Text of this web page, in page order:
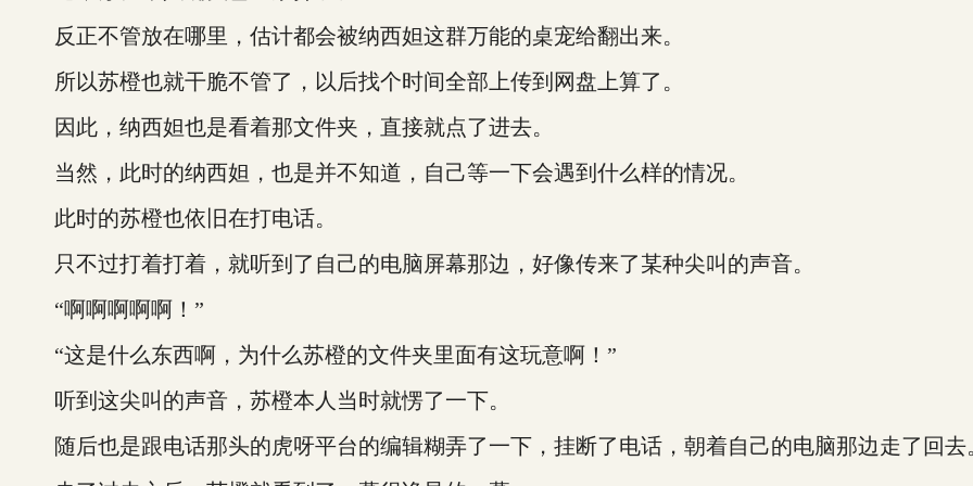
反正不管放在哪里，估计都会被纳西妲这群万能的桌宠给翻出来。
所以苏橙也就干脆不管了，以后找个时间全部上传到网盘上算了。
因此，纳西妲也是看着那文件夹，直接就点了进去。
当然，此时的纳西妲，也是并不知道，自己等一下会遇到什么样的情况。
此时的苏橙也依旧在打电话。
只不过打着打着，就听到了自己的电脑屏幕那边，好像传来了某种尖叫的声音。
“啊啊啊啊啊！”
“这是什么东西啊，为什么苏橙的文件夹里面有这玩意啊！”
听到这尖叫的声音，苏橙本人当时就愣了一下。
随后也是跟电话那头的虎呀平台的编辑糊弄了一下，挂断了电话，朝着自己的电脑那边走了回去